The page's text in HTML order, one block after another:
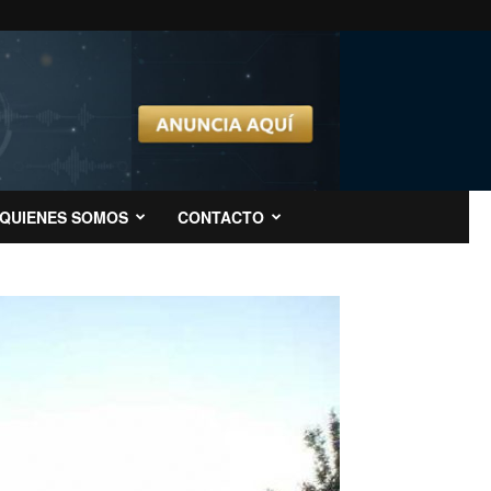
QUIENES SOMOS CONTACTO